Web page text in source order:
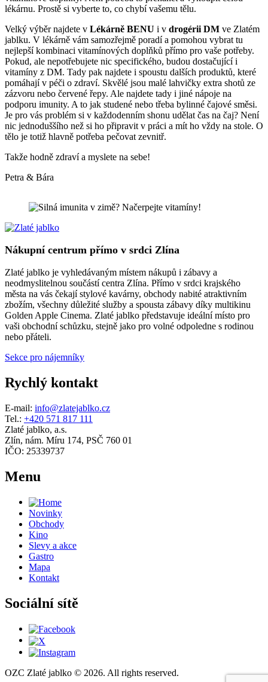
lékárnu. Prostě si vyberte to, co chybí vašemu tělu.
Velký výběr najdete v Lékárně BENU i v drogérii DM ve Zlatém
jablku. V lékárně vám samozřejmě poradí a pomohou vybrat tu
nejlepší kombinaci vitamínových doplňků přímo pro vaše potřeby.
Pokud, ale nepotřebujete nic specifického, budou dostačující i
vitamíny z DM. Tady pak najdete i spoustu dalších produktů, které
pomáhají v péči o zdraví. Skvělé jsou malé lahvičky extra shotů ze
zázvoru nebo červené řepy. Ale najdete tady i jiné nápoje na
podporu imunity. A to jak studené nebo třeba bylinné čajové směsi.
Je pro vás problém si v každodenním shonu udělat čas na čaj? Není
nic jednoduššího než si ho připravit v práci a mít ho vždy na stole. O
tělo je totiž hlavně potřeba pečovat zevnitř.
Takže hodně zdraví a myslete na sebe!
Petra & Bára
Nákupní centrum přímo v srdci Zlína
Zlaté jablko je vyhledávaným místem nákupů i zábavy a
neodmyslitelnou součástí centra Zlína. Přímo v srdci krajského
města na vás čekají stylové kavárny, obchody nabité atraktivním
zbožím, všechny důležité služby a spousta zábavy díky multikinu
Golden Apple Cinema. Zlaté jablko představuje ideální místo pro
vaši obchodní schůzku, stejně jako pro volné odpoledne s rodinou
nebo přáteli.
Sekce pro nájemníky
Rychlý kontakt
E-mail: info@zlatejablko.cz
Tel.: +420 571 817 111
Zlaté jablko, a.s.
Zlín, nám. Míru 174, PSČ 760 01
IČO: 25339737
Menu
Novinky
Obchody
Kino
Slevy a akce
Gastro
Mapa
Kontakt
Sociální sítě
OZC Zlaté jablko © 2026. All rights reserved.